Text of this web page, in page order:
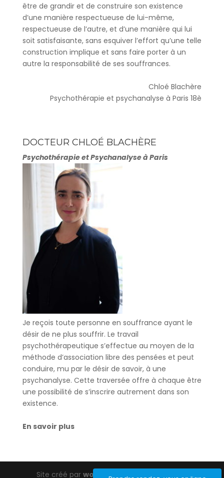
être de grandir et de construire son existence
d’une manière respectueuse de lui-même,
respectueuse de l’autre, et d’une manière qui lui
soit satisfaisante, sans esquiver l’effort qu’une telle
construction implique et sans faire porter à un
autre la responsabilité de ses souffrances.
Chloé Blachère
Psychothérapie et psychanalyse à Paris 18è
DOCTEUR CHLOÉ BLACHÈRE
Psychothérapie et Psychanalyse à Paris
Je reçois toute personne en souffrance ayant le
désir de ne plus souffrir. Le travail
psychothérapeutique s’effectue au moyen de la
méthode d’association libre des pensées et peut
conduire, mu par le désir de savoir, à une
psychanalyse. Cette traversée offre à chaque être
une possibilité de s’inscrire autrement dans son
existence.
En savoir plus
Site créé parwordpress-barcelona.com